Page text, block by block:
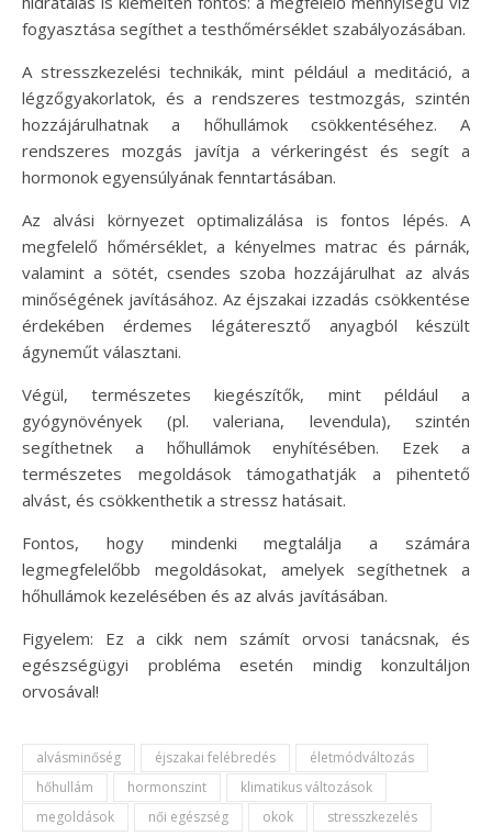
fogyasztása segíthet a testhőmérséklet szabályozásában.
A stresszkezelési technikák, mint például a meditáció, a
légzőgyakorlatok, és a rendszeres testmozgás, szintén
hozzájárulhatnak a hőhullámok csökkentéséhez. A
rendszeres mozgás javítja a vérkeringést és segít a
hormonok egyensúlyának fenntartásában.
Az alvási környezet optimalizálása is fontos lépés. A
megfelelő hőmérséklet, a kényelmes matrac és párnák,
valamint a sötét, csendes szoba hozzájárulhat az alvás
minőségének javításához. Az éjszakai izzadás csökkentése
érdekében érdemes légáteresztő anyagból készült
ágyneműt választani.
Végül, természetes kiegészítők, mint például a
gyógynövények (pl. valeriana, levendula), szintén
segíthetnek a hőhullámok enyhítésében. Ezek a
természetes megoldások támogathatják a pihentető
alvást, és csökkenthetik a stressz hatásait.
Fontos, hogy mindenki megtalálja a számára
legmegfelelőbb megoldásokat, amelyek segíthetnek a
hőhullámok kezelésében és az alvás javításában.
Figyelem: Ez a cikk nem számít orvosi tanácsnak, és
egészségügyi probléma esetén mindig konzultáljon
orvosával!
alvásminőség éjszakai felébredés
életmódváltozás
hőhullám
hormonszint
klimatikus változások
megoldások
női egészség okok stresszkezelés